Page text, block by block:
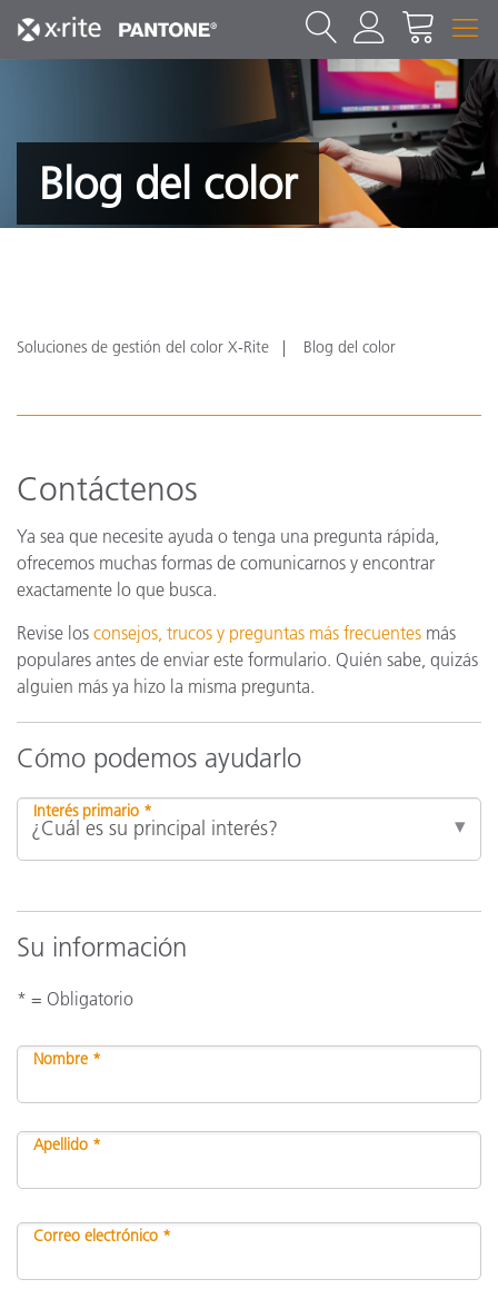
Blog del color
Soluciones de gestión del color X-Rite Blog del color
Contáctenos
Ya sea que necesite ayuda o tenga una pregunta rápida,
ofrecemos muchas formas de comunicarnos y encontrar
exactamente lo que busca.
Revise los consejos, trucos y preguntas más frecuentes más
populares antes de enviar este formulario. Quién sabe, quizás
alguien más ya hizo la misma pregunta.
Cómo podemos ayudarlo
Interés primario *
Su información
* = Obligatorio
Nombre *
Apellido *
Correo electrónico *